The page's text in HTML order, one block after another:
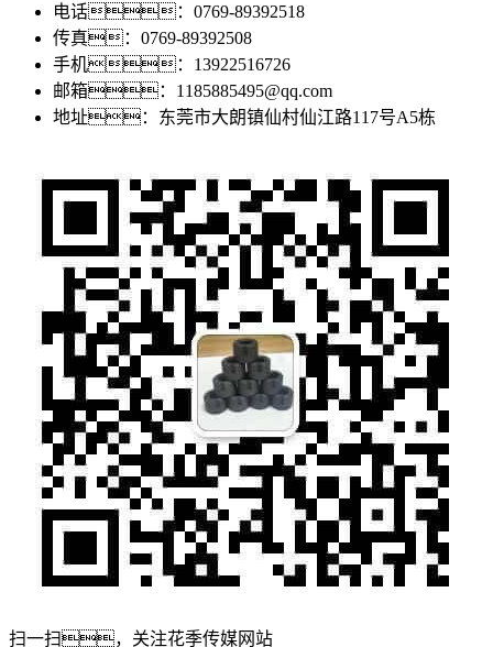
电话：0769-89392518
传真：0769-89392508
手机：13922516726
邮箱：1185885495@qq.com
地址：东莞市大朗镇仙村仙江路117号A5栋
扫一扫，关注花季传媒网站